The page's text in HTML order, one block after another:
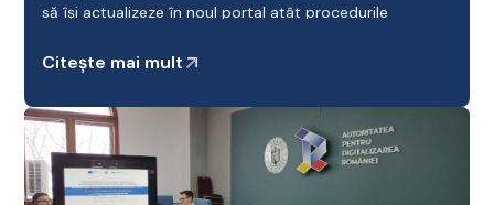
să își actualizeze în noul portal atât procedurile
desemnate cu rol de operator.
Citește mai mult